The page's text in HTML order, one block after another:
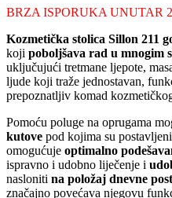
BRZA ISPORUKA UNUTAR
Kozmetička stolica Sillon 211
koji poboljšava rad u mnogim
uključujući tretmane ljepote,
ljude koji traže jednostavan,
prepoznatljiv komad
Pomoću poluge na oprugama
kutove pod kojima su
omogućuje optimalno
ispravno i udobno liječenje i
nasloniti na položaj dnevne
značajno povećava njegovu